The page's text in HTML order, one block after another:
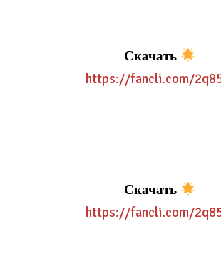
Скачать
https://fancli.com/
Скачать
https://fancli.com/